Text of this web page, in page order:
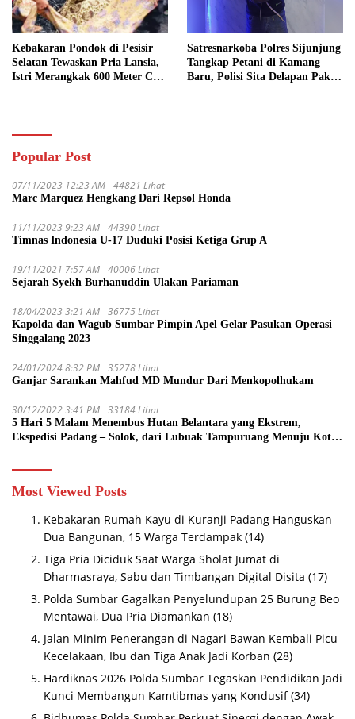
Kebakaran Pondok di Pesisir
Selatan Tewaskan Pria Lansia,
Istri Merangkak 600 Meter Cari
Satresnarkoba Polres Sijunjung
Tangkap Petani di Kamang
Baru, Polisi Sita Delapan Paket
Popular Post
07/11/2023 12:23 AM 44821 Lihat
Marc Marquez Hengkang Dari Repsol Honda
11/11/2023 9:23 AM 44390 Lihat
Timnas Indonesia U-17 Duduki Posisi Ketiga Grup A
19/11/2021 7:57 AM 40006 Lihat
Sejarah Syekh Burhanuddin Ulakan Pariaman
18/04/2023 3:21 AM 36775 Lihat
Kapolda dan Wagub Sumbar Pimpin Apel Gelar Pasukan Operasi
Singgalang 2023
24/01/2024 8:32 PM 35278 Lihat
Ganjar Sarankan Mahfud MD Mundur Dari Menkopolhukam
30/12/2022 3:41 PM 33184 Lihat
5 Hari 5 Malam Menembus Hutan Belantara yang Ekstrem,
Ekspedisi Padang – Solok, dari Lubuak Tampuruang Menuju Koto
Most Viewed Posts
Kebakaran Rumah Kayu di Kuranji Padang Hanguskan
Dua Bangunan, 15 Warga Terdampak (14)
Tiga Pria Diciduk Saat Warga Sholat Jumat di
Dharmasraya, Sabu dan Timbangan Digital Disita (17)
Polda Sumbar Gagalkan Penyelundupan 25 Burung Beo
Mentawai, Dua Pria Diamankan (18)
Jalan Minim Penerangan di Nagari Bawan Kembali Picu
Kecelakaan, Ibu dan Tiga Anak Jadi Korban (28)
Hardiknas 2026 Polda Sumbar Tegaskan Pendidikan Jadi
Kunci Membangun Kamtibmas yang Kondusif (34)